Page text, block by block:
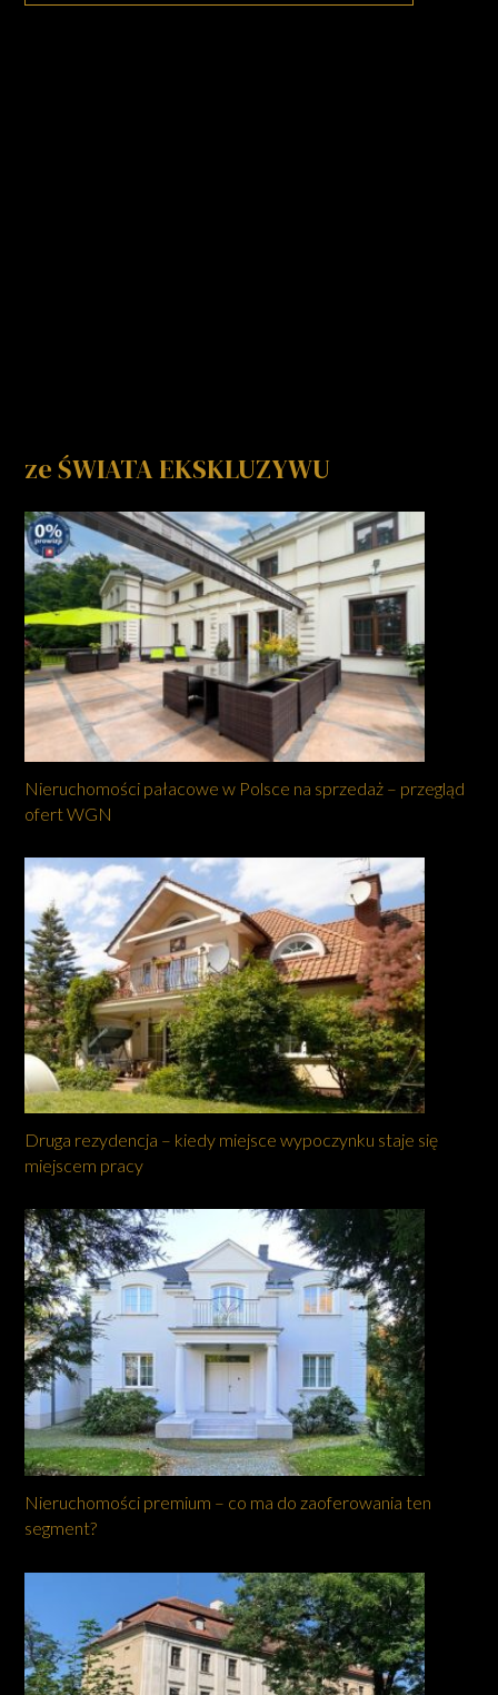
ze ŚWIATA EKSKLUZYWU
Nieruchomości pałacowe w Polsce na sprzedaż – przegląd
ofert WGN
Druga rezydencja – kiedy miejsce wypoczynku staje się
miejscem pracy
Nieruchomości premium – co ma do zaoferowania ten
segment?